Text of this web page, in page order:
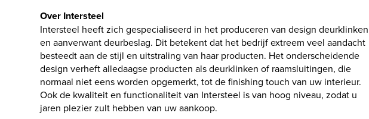
Over Intersteel
Intersteel heeft zich gespecialiseerd in het produceren van design deurklinken
en aanverwant deurbeslag. Dit betekent dat het bedrijf extreem veel aandacht
besteedt aan de stijl en uitstraling van haar producten. Het onderscheidende
design verheft alledaagse producten als deurklinken of raamsluitingen, die
normaal niet eens worden opgemerkt, tot de finishing touch van uw interieur.
Ook de kwaliteit en functionaliteit van Intersteel is van hoog niveau, zodat u
jaren plezier zult hebben van uw aankoop.